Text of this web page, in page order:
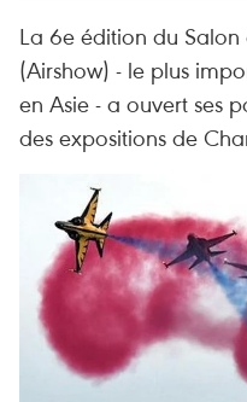
La 6e édition du
(Airshow) - le plus
en Asie - a ouvert ses
des expositions de